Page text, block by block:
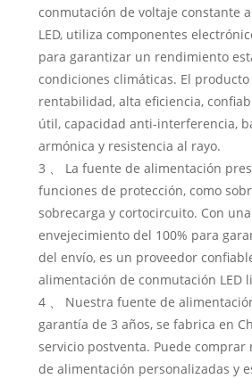
conmutación de voltaje constante
LED, utiliza componentes
para garantizar un rendimiento
condiciones climáticas. El
rentabilidad, alta eficiencia,
útil, capacidad anti-interferencia,
armónica y resistencia al rayo.
3 、 La fuente de alimentación
funciones de protección, como
sobrecarga y cortocircuito. Con
envejecimiento del 100% para
del envío, es un proveedor
alimentación de conmutación LED
4 、 Nuestra fuente de
garantía de 3 años, se fabrica en
servicio postventa. Puede comprar
de alimentación personalizadas y